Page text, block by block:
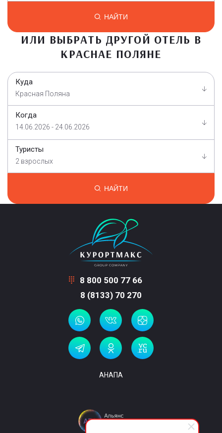
НАЙТИ
ИЛИ ВЫБРАТЬ ДРУГОЙ ОТЕЛЬ В
КРАСНАЕ ПОЛЯНЕ
Куда
Красная Поляна
Когда
14.06.2026 - 24.06.2026
Туристы
2 взрослых
НАЙТИ
8 800 500 77 66
8 (8133) 70 270
АНАПА